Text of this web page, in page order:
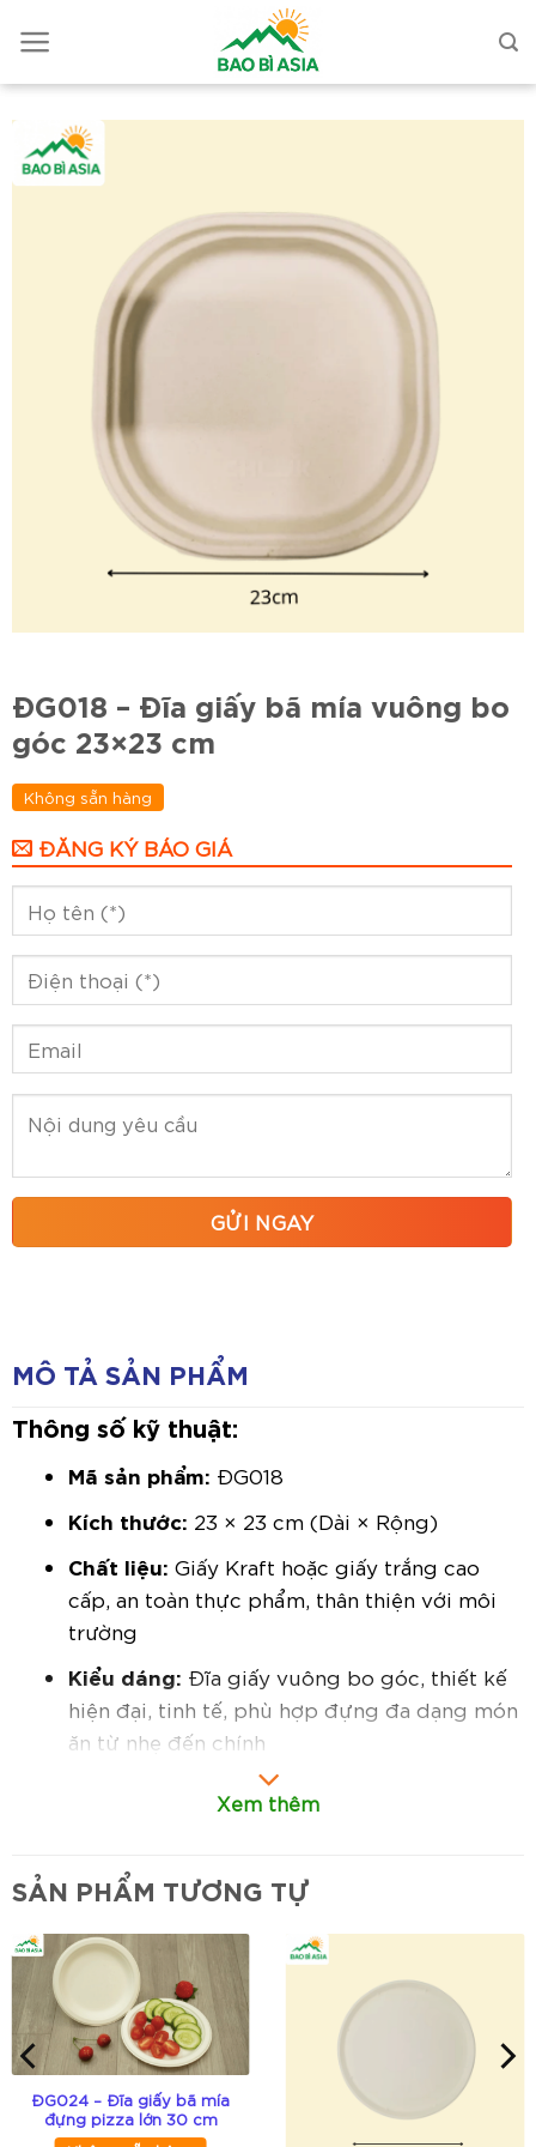
ĐG018 – Đĩa giấy bã mía vuông bo
góc 23×23 cm
Không sẵn hàng
ĐĂNG KÝ BÁO GIÁ
MÔ TẢ SẢN PHẨM
Thông số kỹ thuật:
Mã sản phẩm: ĐG018
Kích thước: 23 × 23 cm (Dài × Rộng)
Chất liệu: Giấy Kraft hoặc giấy trắng cao
cấp, an toàn thực phẩm, thân thiện với môi
trường
Kiểu dáng: Đĩa giấy vuông bo góc, thiết kế
hiện đại, tinh tế, phù hợp đựng đa dạng món
ăn từ nhẹ đến chính
Đóng gói theo tiêu chuẩn, thuận
tiện bảo quản và vận chuyển
In ấn:Hỗ trợ in logo, thương hiệu, thông tin
sản phẩm theo yêu cầu (áp dụng cho đơn
hàng số lượng lớn)
Đặc điểm nổi bật:
Thân thiện môi trường:
Sử dụng giấy tự
nhiên, dễ phân hủy, không gây ô nhiễm môi
trường
Xem thêm
SẢN PHẨM TƯƠNG TỰ
ĐG024 – Đĩa giấy bã mía
đựng pizza lớn 30 cm